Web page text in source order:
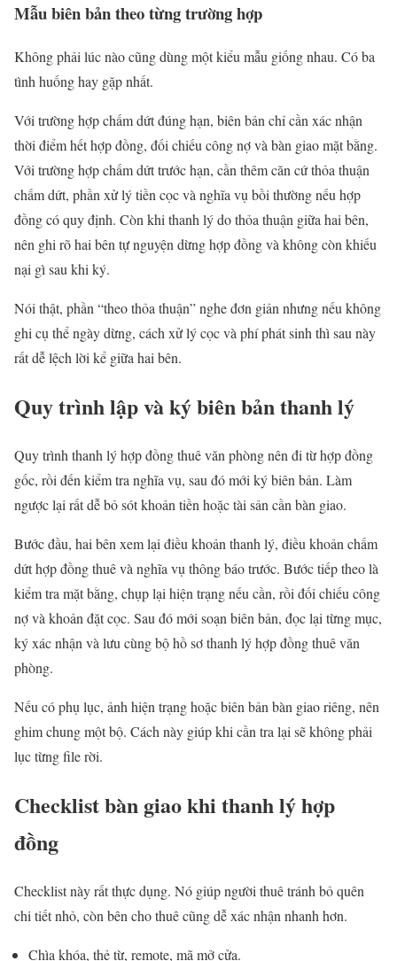
Mẫu biên bản theo từng trường hợp
Không phải lúc nào cũng dùng một kiểu mẫu giống nhau. Có ba
tình huống hay gặp nhất.
Với trường hợp chấm dứt đúng hạn, biên bản chỉ cần xác nhận
thời điểm hết hợp đồng, đối chiếu công nợ và bàn giao mặt bằng.
Với trường hợp chấm dứt trước hạn, cần thêm căn cứ thỏa thuận
chấm dứt, phần xử lý tiền cọc và nghĩa vụ bồi thường nếu hợp
đồng có quy định. Còn khi thanh lý do thỏa thuận giữa hai bên,
nên ghi rõ hai bên tự nguyện dừng hợp đồng và không còn khiếu
nại gì sau khi ký.
Nói thật, phần “theo thỏa thuận” nghe đơn giản nhưng nếu không
ghi cụ thể ngày dừng, cách xử lý cọc và phí phát sinh thì sau này
rất dễ lệch lời kể giữa hai bên.
Quy trình lập và ký biên bản thanh lý
Quy trình thanh lý hợp đồng thuê văn phòng nên đi từ hợp đồng
gốc, rồi đến kiểm tra nghĩa vụ, sau đó mới ký biên bản. Làm
ngược lại rất dễ bỏ sót khoản tiền hoặc tài sản cần bàn giao.
Bước đầu, hai bên xem lại điều khoản thanh lý, điều khoản chấm
dứt hợp đồng thuê và nghĩa vụ thông báo trước. Bước tiếp theo là
kiểm tra mặt bằng, chụp lại hiện trạng nếu cần, rồi đối chiếu công
nợ và khoản đặt cọc. Sau đó mới soạn biên bản, đọc lại từng mục,
ký xác nhận và lưu cùng bộ hồ sơ thanh lý hợp đồng thuê văn
phòng.
Nếu có phụ lục, ảnh hiện trạng hoặc biên bản bàn giao riêng, nên
ghim chung một bộ. Cách này giúp khi cần tra lại sẽ không phải
lục từng file rời.
Checklist bàn giao khi thanh lý hợp
đồng
Checklist này rất thực dụng. Nó giúp người thuê tránh bỏ quên
chi tiết nhỏ, còn bên cho thuê cũng dễ xác nhận nhanh hơn.
Chìa khóa, thẻ từ, remote, mã mở cửa.